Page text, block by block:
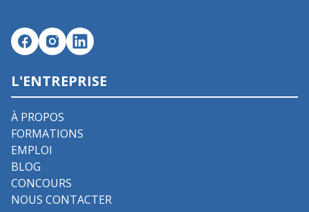
L'ENTREPRISE
À PROPOS
FORMATIONS
EMPLOI
BLOG
CONCOURS
NOUS CONTACTER